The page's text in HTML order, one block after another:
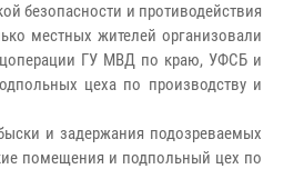
безопасности и противодействия
местных жителей организовали
ГУ МВД по краю, УФСБ и
цеха по производству и
и задержания подозреваемых
помещения и подпольный цех по